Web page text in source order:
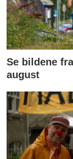
Se bildene
august